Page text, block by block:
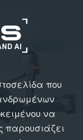
που
να
παρουσιάζει